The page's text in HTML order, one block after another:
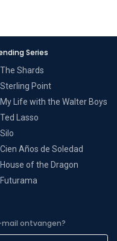
Series
The Shards
Sterling Point
My Life with the Walter Boys
Ted Lasso
Silo
Cien Años de Soledad
House of the Dragon
Futurama
ontvangen?